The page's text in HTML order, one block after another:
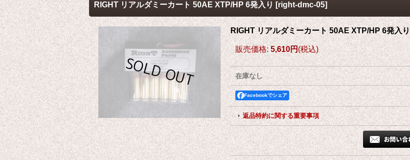
RIGHT リアルダミーカート 50AE XTP/HP 6発入り [right-dmc-05]
RIGHT リアルダミーカート 50AE XTP/HP 6発入り
販売価格: 5,610円(税込)
在庫なし
Facebookでシェア
返品特約に関する重要事項